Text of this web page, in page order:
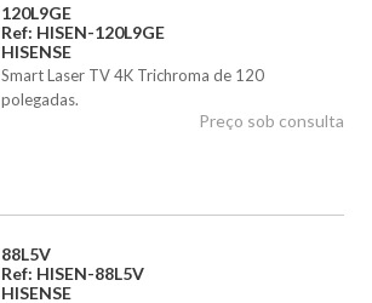
120L9GE
Ref: HISEN-120L9GE
HISENSE
Smart Laser TV 4K Trichroma de 120
polegadas.
Preço sob consulta
88L5V
Ref: HISEN-88L5V
HISENSE